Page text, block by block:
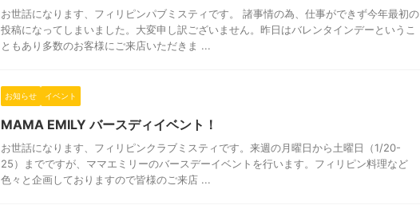
お世話になります、フィリピンパブミスティです。 諸事情の為、仕事ができず今年最初の
投稿になってしまいました。大変申し訳ございません。昨日はバレンタインデーというこ
ともあり多数のお客様にご来店いただきま ...
お知らせ イベント
MAMA EMILY バースディイベント！
お世話になります、フィリピンクラブミスティです。来週の月曜日から土曜日（1/20-
25）までですが、ママエミリーのバースデーイベントを行います。フィリピン料理など
色々と企画しておりますので皆様のご来店 ...